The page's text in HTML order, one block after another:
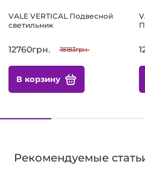
VALE VERTICAL Подвесной
светильник
12760грн. 18183грн.
В корзину
Рекомендуемые